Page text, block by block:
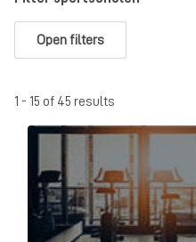
Open filters
1 - 15 of 45 results